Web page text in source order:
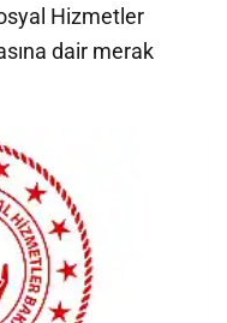
Hizmetler
dair merak